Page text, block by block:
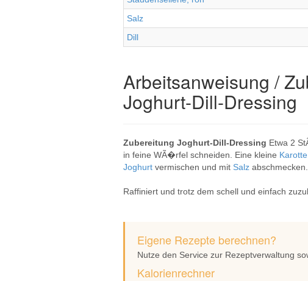
Salz
Dill
Arbeitsanweisung /
Joghurt-Dill-Dressing
Zubereitung Joghurt-Dill-Dressing Etwa 2
in feine WÃ�rfel schneiden. Eine kleine Karotte
Joghurt vermischen und mit Salz abschmecken.
Raffiniert und trotz dem schell und einfach
Eigene Rezepte berechnen?
Nutze den Service zur Rezeptverwaltung
Kalorienrechner